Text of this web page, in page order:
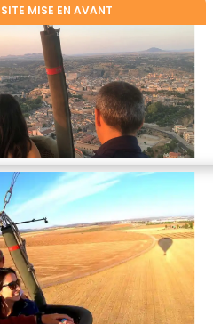
MISE EN AVANT